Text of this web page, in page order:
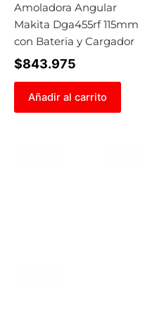
Amoladora Angular
Makita Dga455rf 115mm
con Bateria y Cargador
$843.975
Añadir al carrito